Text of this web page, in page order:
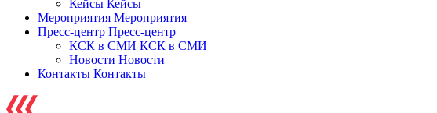
Кейсы Кейсы
Мероприятия Мероприятия
Пресс-центр Пресс-центр
КСК в СМИ КСК в СМИ
Новости Новости
Контакты Контакты